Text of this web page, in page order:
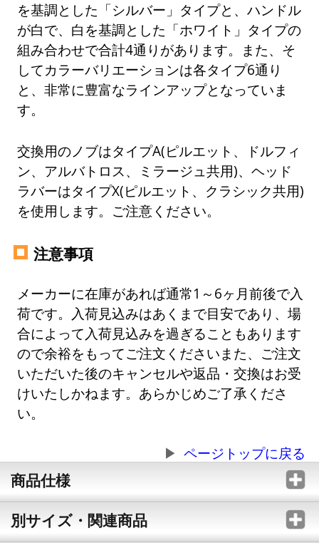
を基調とした「シルバー」タイプと、ハンドル
が白で、白を基調とした「ホワイト」タイプの
組み合わせで合計4通りがあります。また、そ
してカラーバリエーションは各タイプ6通り
と、非常に豊富なラインアップとなっていま
す。
交換用のノブはタイプA(ピルエット、ドルフィ
ン、アルバトロス、ミラージュ共用)、ヘッド
ラバーはタイプX(ピルエット、クラシック共用)
を使用します。ご注意ください。
注意事項
メーカーに在庫があれば通常1～6ヶ月前後で入
荷です。入荷見込みはあくまで目安であり、場
合によって入荷見込みを過ぎることもあります
ので余裕をもってご注文くださいまた、ご注文
いただいた後のキャンセルや返品・交換はお受
けいたしかねます。あらかじめご了承くださ
い。
ページトップに戻る
商品仕様
別サイズ・関連商品